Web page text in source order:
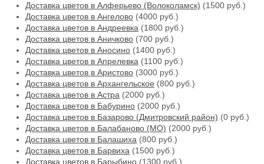
Доставка цветов в Алферьево (Волоколамск) (1500 руб.)
Доставка цветов в Ангелово (4000 руб.)
Доставка цветов в Андреевка (1800 руб.)
Доставка цветов в Аничково (700 руб.)
Доставка цветов в Аносино (1400 руб.)
Доставка цветов в Апрелевка (1100 руб.)
Доставка цветов в Аристово (3000 руб.)
Доставка цветов в Архангельское (800 руб.)
Доставка цветов в Астра (2000 руб.)
Доставка цветов в Бабурино (2000 руб.)
Доставка цветов в Базарово (Дмитровский район) (0 руб.)
Доставка цветов в Балабаново (МО) (2000 руб.)
Доставка цветов в Балашиха (800 руб.)
Доставка цветов в Барвиха (1500 руб.)
Доставка цветов в Барыбино (1300 руб.)